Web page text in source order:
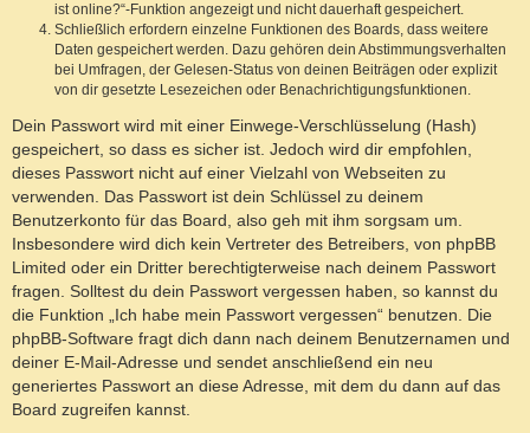
ist online?“-Funktion angezeigt und nicht dauerhaft gespeichert.
Schließlich erfordern einzelne Funktionen des Boards, dass weitere
Daten gespeichert werden. Dazu gehören dein Abstimmungsverhalten
bei Umfragen, der Gelesen-Status von deinen Beiträgen oder explizit
von dir gesetzte Lesezeichen oder Benachrichtigungsfunktionen.
Dein Passwort wird mit einer Einwege-Verschlüsselung (Hash)
gespeichert, so dass es sicher ist. Jedoch wird dir empfohlen,
dieses Passwort nicht auf einer Vielzahl von Webseiten zu
verwenden. Das Passwort ist dein Schlüssel zu deinem
Benutzerkonto für das Board, also geh mit ihm sorgsam um.
Insbesondere wird dich kein Vertreter des Betreibers, von phpBB
Limited oder ein Dritter berechtigterweise nach deinem Passwort
fragen. Solltest du dein Passwort vergessen haben, so kannst du
die Funktion „Ich habe mein Passwort vergessen“ benutzen. Die
phpBB-Software fragt dich dann nach deinem Benutzernamen und
deiner E-Mail-Adresse und sendet anschließend ein neu
generiertes Passwort an diese Adresse, mit dem du dann auf das
Board zugreifen kannst.